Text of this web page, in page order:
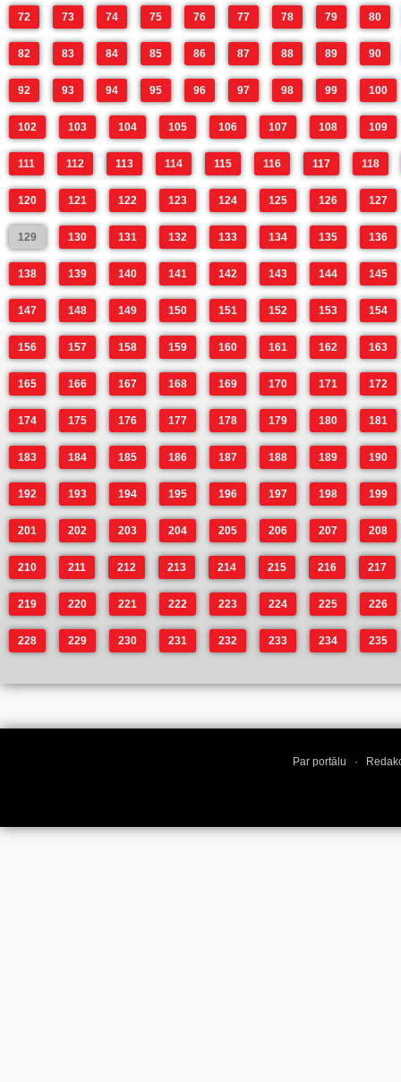
72 73 74 75 76 77 78 79 80
82 83 84 85 86 87 88 89 90
92 93 94 95 96 97 98 99 100
102 103 104 105 106 107 108 109
111 112 113 114 115 116 117 118
120 121 122 123 124 125 126 127
129 130 131 132 133 134 135 136
138 139 140 141 142 143 144 145
147 148 149 150 151 152 153 154
156 157 158 159 160 161 162 163
165 166 167 168 169 170 171 172
174 175 176 177 178 179 180 181
183 184 185 186 187 188 189 190
192 193 194 195 196 197 198 199
201 202 203 204 205 206 207 208
210 211 212 213 214 215 216 217
219 220 221 222 223 224 225 226
228 229 230 231 232 233 234 235
Par portālu ·